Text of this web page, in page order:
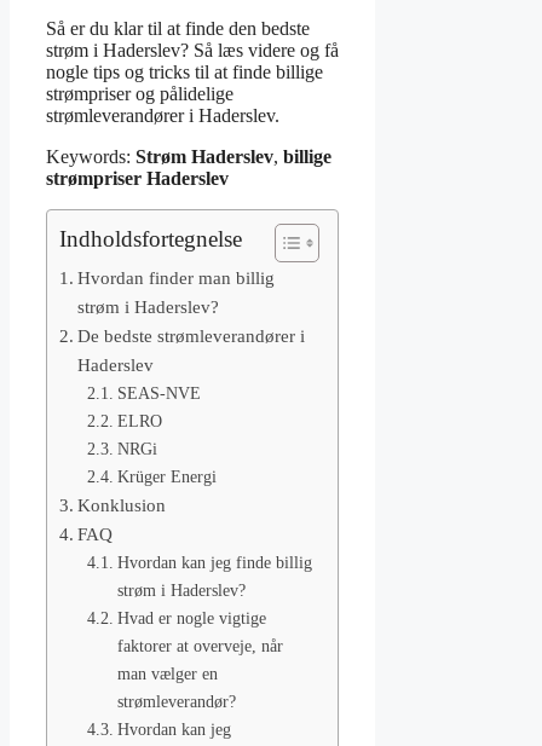
Så er du klar til at finde den bedste
strøm i Haderslev? Så læs videre og få
nogle tips og tricks til at finde billige
strømpriser og pålidelige
strømleverandører i Haderslev.
Keywords: Strøm Haderslev, billige
strømpriser Haderslev
Indholdsfortegnelse
Hvordan finder man billig
strøm i Haderslev?
De bedste strømleverandører i
Haderslev
SEAS-NVE
ELRO
NRGi
Krüger Energi
Konklusion
FAQ
Hvordan kan jeg finde billig
strøm i Haderslev?
Hvad er nogle vigtige
faktorer at overveje, når
man vælger en
strømleverandør?
Hvordan kan jeg